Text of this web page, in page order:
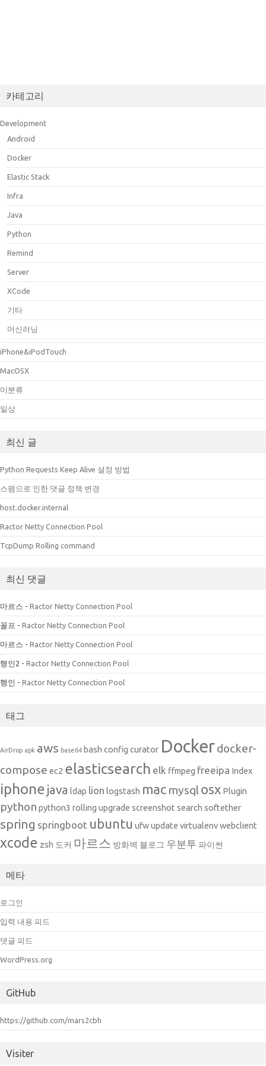
카테고리
Development
Android
Docker
Elastic Stack
Infra
Java
Python
Remind
Server
XCode
기타
머신러닝
iPhone&iPodTouch
MacOSX
미분류
일상
최신 글
Python Requests Keep Alive 설정 방법
스팸으로 인한 댓글 정책 변경
host.docker.internal
Ractor Netty Connection Pool
TcpDump Rolling command
최신 댓글
마르스 - Ractor Netty Connection Pool
꼴프 - Ractor Netty Connection Pool
마르스 - Ractor Netty Connection Pool
행인2 - Ractor Netty Connection Pool
행인 - Ractor Netty Connection Pool
태그
AirDrop apk aws base64 bash config curator Dockerdocker-
compose ec2 elasticsearch elk ffmpeg freeipa Index
iphone java ldap lion logstash mac mysql osx Plugin
python python3 rolling upgrade screenshot search softether
spring springboot ubuntu ufwupdate virtualenvwebclient
xcode zsh 도커 마르스 방화벽 블로그 우분투 파이썬
메타
로그인
입력 내용 피드
댓글 피드
WordPress.org
GitHub
https://github.com/mars2cbh
Visiter